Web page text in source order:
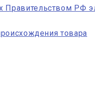
РФ
товара